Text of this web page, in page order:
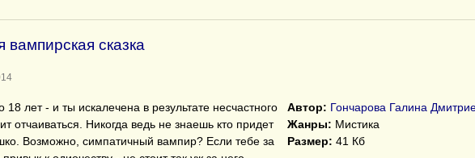
вампирская сказка
18 лет - и ты искалечена в результате несчастного
отчаиваться. Никогда ведь не знаешь кто придет
Возможно, симпатичный вампир? Если тебе за
Автор: Гончарова Галина
Жанры: Мистика
Размер: 41 Кб